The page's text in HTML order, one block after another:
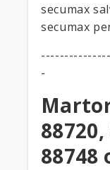
secumax
secumax
-
88748